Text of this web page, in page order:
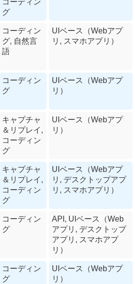
コーディン
グ
コーディン
グ, 自然言
語
UIベース（Webアプ
リ , スマホアプリ）
コーディン
グ
UIベース（Webアプ
リ）
キャプチャ
＆リプレイ,
コーディン
グ
UIベース（Webアプ
リ）
キャプチャ
＆リプレイ,
コーディン
グ
UIベース（Webアプ
リ, デスクトップアプ
リ, スマホアプリ）
コーディン
グ
API, UIベース（Web
アプリ, デスクトップ
アプリ, スマホアプ
リ）
コーディン
グ
UIベース（Webアプ
リ）